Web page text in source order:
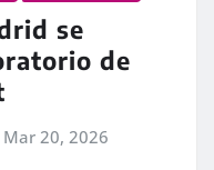
se
de
Mar 20, 2026